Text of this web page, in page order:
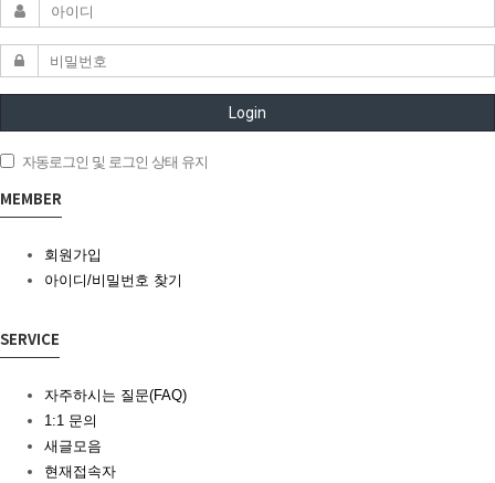
Login
자동로그인 및 로그인 상태 유지
MEMBER
회원가입
아이디/비밀번호 찾기
SERVICE
자주하시는 질문(FAQ)
1:1 문의
새글모음
현재접속자